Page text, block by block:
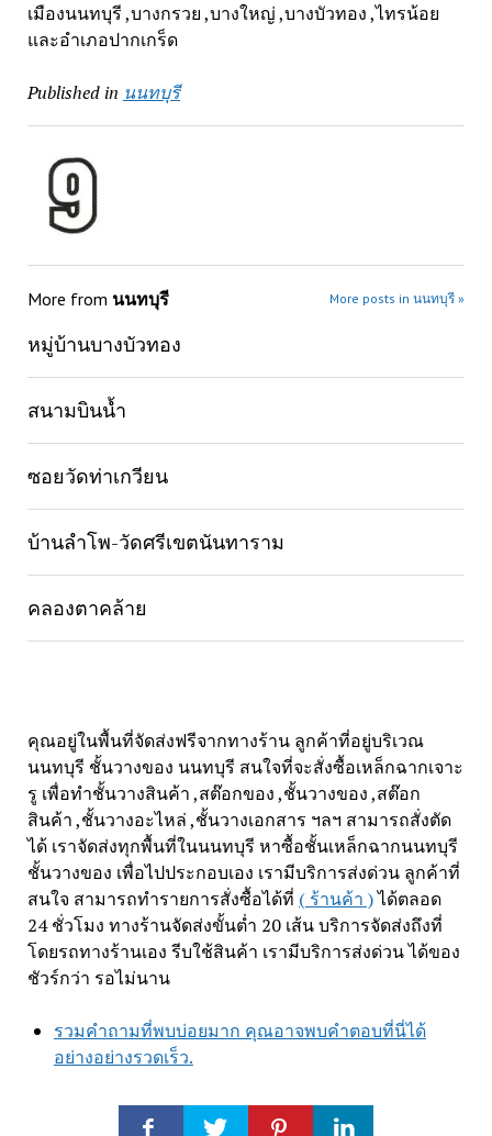
เมืองนนทบุรี ,บางกรวย ,บางใหญ่ ,บางบัวทอง ,ไทรน้อย
และอำเภอปากเกร็ด
Published in นนทบุรี
More from นนทบุรี More posts in นนทบุรี »
หมู่บ้านบางบัวทอง
สนามบินน้ำ
ซอยวัดท่าเกวียน
บ้านลำโพ-วัดศรีเขตนันทาราม
คลองตาคล้าย
คุณอยู่ในพื้นที่จัดส่งฟรีจากทางร้าน ลูกค้าที่อยู่บริเวณ
นนทบุรี ชั้นวางของ นนทบุรี สนใจที่จะสั่งซื้อเหล็กฉากเจาะ
รู เพื่อทำชั้นวางสินค้า ,สต๊อกของ ,ชั้นวางของ ,สต๊อก
สินค้า ,ชั้นวางอะไหล่ ,ชั้นวางเอกสาร ฯลฯ สามารถสั่งตัด
ได้ เราจัดส่งทุกพื้นที่ในนนทบุรี หาซื้อชั้นเหล็กฉากนนทบุรี
ชั้นวางของ เพื่อไปประกอบเอง เรามีบริการส่งด่วน ลูกค้าที่
สนใจ สามารถทำรายการสั่งซื้อได้ที่ ( ร้านค้า )ได้ตลอด
24 ชั่วโมง ทางร้านจัดส่งขั้นต่ำ 20 เส้น บริการจัดส่งถึงที่
โดยรถทางร้านเอง รีบใช้สินค้า เรามีบริการส่งด่วน ได้ของ
ชัวร์กว่า รอไม่นาน
รวมคำถามที่พบบ่อยมาก คุณอาจพบคำตอบที่นี่ได้
อย่างอย่างรวดเร็ว.